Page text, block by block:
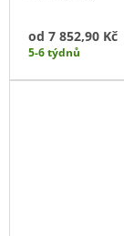
od 7 852,90 Kč
5-6 týdnů